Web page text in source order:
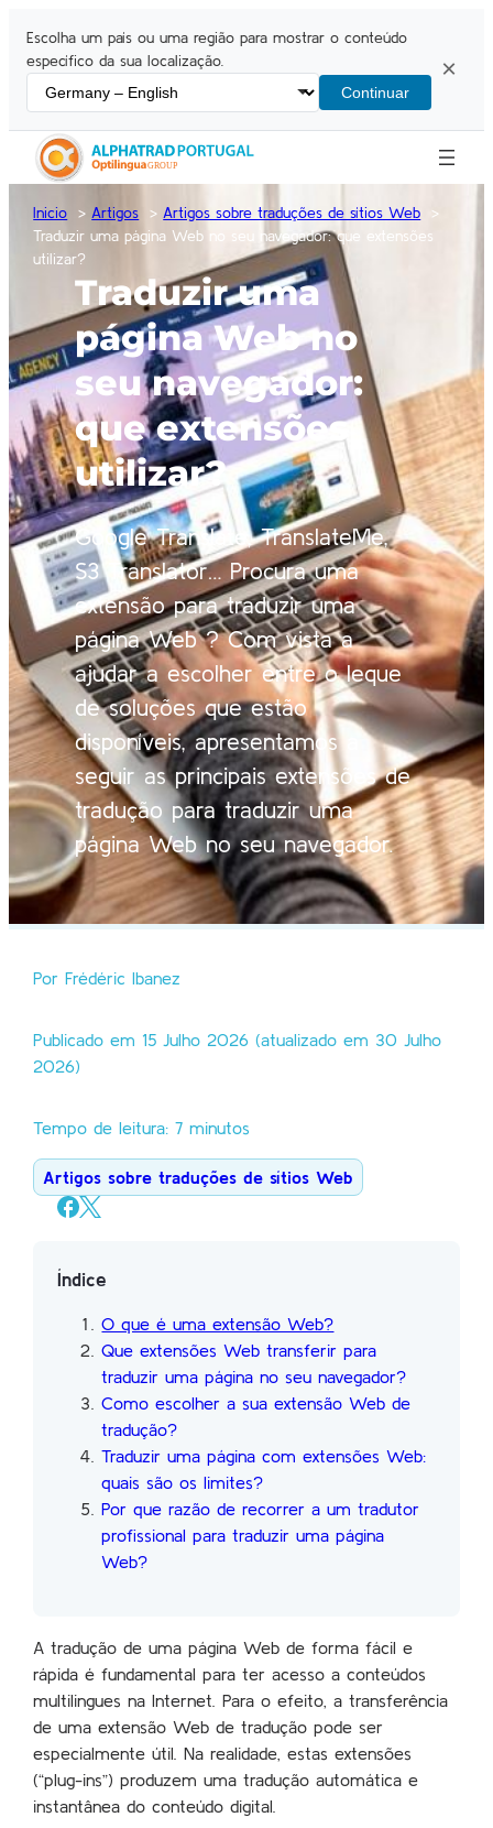
Escolha um país ou uma região para mostrar o conteúdo
específico da sua localização.
Continuar
×
Inicio Artigos
Artigos sobre traduções de sítios Web
Traduzir uma página Web no seu navegador: que extensões
utilizar?
Traduzir uma
página Web no
seu navegador:
que extensões
utilizar?
Google Translate, TranslateMe,
S3 Translator… Procura uma
extensão para traduzir uma
página Web ? Com vista a
ajudar a escolher entre o leque
de soluções que estão
disponíveis, apresentamos a
seguir as principais extensões de
tradução para traduzir uma
página Web no seu navegador.
Por Frédéric Ibanez
Publicado em 15 Julho 2026 (atualizado em 30 Julho
2026)
Tempo de leitura: 7 minutos
Artigos sobre traduções de sítios Web
A tradução de uma página Web de forma fácil e
rápida é fundamental para ter acesso a conteúdos
multilingues na Internet. Para o efeito, a transferência
de uma extensão Web de tradução pode ser
especialmente útil. Na realidade, estas extensões
(“plug-ins”) produzem uma tradução automática e
instantânea do conteúdo digital.
Índice
O que é uma extensão Web?
Que extensões Web transferir para
traduzir uma página no seu navegador?
Como escolher a sua extensão Web de
tradução?
Traduzir uma página com extensões Web:
quais são os limites?
Por que razão de recorrer a um tradutor
profissional para traduzir uma página
Web?